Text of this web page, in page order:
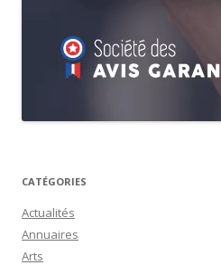
CATÉGORIES
Actualités
Annuaires
Arts